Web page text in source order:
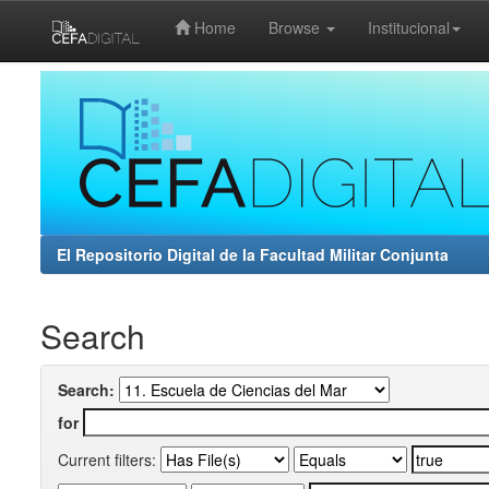
Home Browse Institucional
El Repositorio Digital de la Facultad Militar Conjunta
Search
Search:
for
Current filters: